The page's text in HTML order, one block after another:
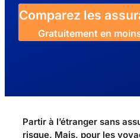
Comparez les
Gratuitement en
Partir à l’étranger sans
risque. Mais, pour les